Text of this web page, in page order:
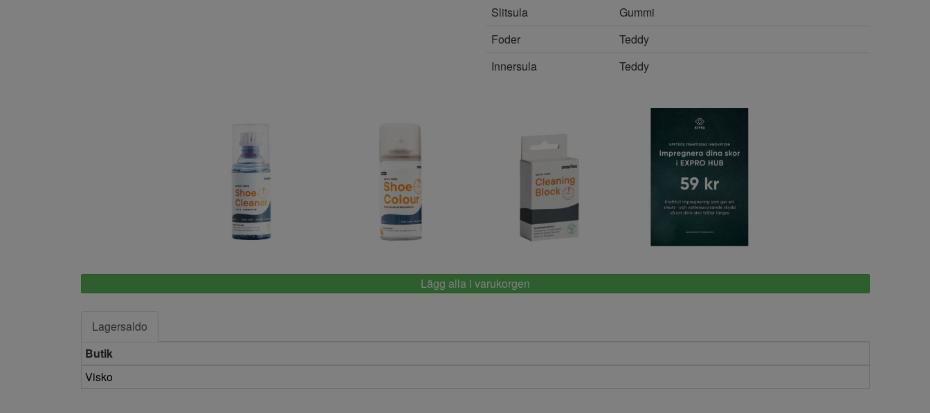
Slitsula
Gummi
Foder
Teddy
Innersula
Teddy
Lägg alla i varukorgen
Lagersaldo
Butik
Visko